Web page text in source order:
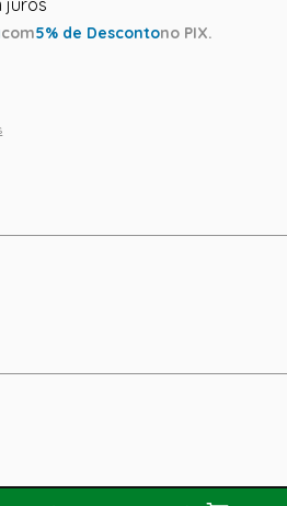
com5% de Descontono PIX.